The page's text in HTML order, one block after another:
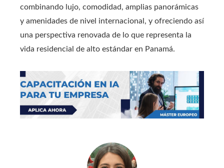
combinando lujo, comodidad, amplias panorámicas
y amenidades de nivel internacional, y ofreciendo así
una perspectiva renovada de lo que representa la
vida residencial de alto estándar en Panamá.